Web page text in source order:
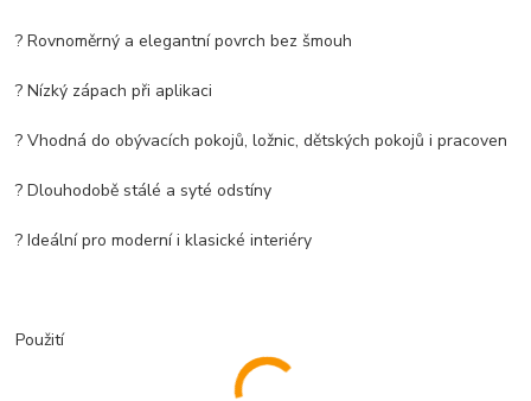
? Rovnoměrný a elegantní povrch bez šmouh
? Nízký zápach při aplikaci
? Vhodná do obývacích pokojů, ložnic, dětských pokojů i pracoven
? Dlouhodobě stálé a syté odstíny
? Ideální pro moderní i klasické interiéry
Použití